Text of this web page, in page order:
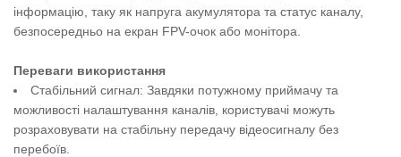
інформацію, таку як напруга акумулятора та статус каналу,
безпосередньо на екран FPV-очок або монітора.
Переваги використання
Стабільний сигнал: Завдяки потужному приймачу та
можливості налаштування каналів, користувачі можуть
розраховувати на стабільну передачу відеосигналу без
перебоїв.